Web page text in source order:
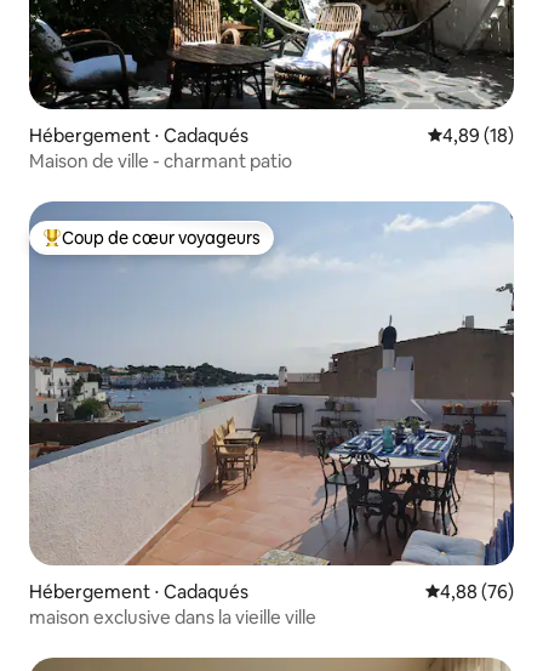
Hébergement ⋅ Cadaqués Évaluation
4,89 (18)
Maison de ville - charmant patio
Coups de cœur voyageurs les plus appréciés
Coup de cœur voyageurs
Hébergement ⋅ Cadaqués Évaluation
4,88 (76)
maison exclusive dans la vieille ville